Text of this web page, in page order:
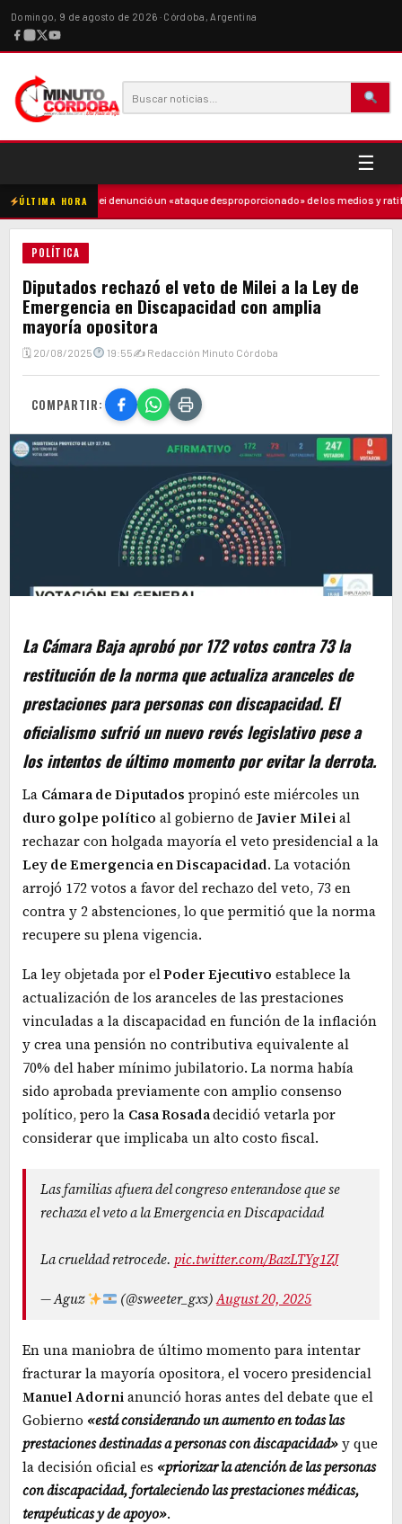
Domingo, 9 de agosto de 2026 · Córdoba, Argentina
☰
ÚLTIMA HORA
· Milei denunció un «ataque desproporcionado» de los medios y ratificó
POLÍTICA
Diputados rechazó el veto de Milei a la Ley de
Emergencia en Discapacidad con amplia
mayoría opositora
🗓 20/08/2025 19:55✍ Redacción Minuto Córdoba
COMPARTIR:
La Cámara Baja aprobó por 172 votos contra 73 la
restitución de la norma que actualiza aranceles de
prestaciones para personas con discapacidad. El
oficialismo sufrió un nuevo revés legislativo pese a
los intentos de último momento por evitar la derrota.
La Cámara de Diputados propinó este miércoles un
duro golpe político al gobierno de Javier Mileial
rechazar con holgada mayoría el veto presidencial a la
Ley de Emergencia en Discapacidad. La votación
arrojó 172 votos a favor del rechazo del veto, 73 en
contra y 2 abstenciones, lo que permitió que la norma
recupere su plena vigencia.
La ley objetada por elPoder Ejecutivo establece la
actualización de los aranceles de las prestaciones
vinculadas a la discapacidad en función de la inflación
y crea una pensión no contributiva equivalente al
70% del haber mínimo jubilatorio. La norma había
sido aprobada previamente con amplio consenso
político, pero la Casa Rosadadecidió vetarla por
considerar que implicaba un alto costo fiscal.
Las familias afuera del congreso enterandose que se
rechaza el veto a la Emergencia en Discapacidad
La crueldad retrocede. pic.twitter.com/BazLTYg1ZJ
— Aguz (@sweeter_gxs)August 20, 2025
En una maniobra de último momento para intentar
fracturar la mayoría opositora, el vocero presidencial
Manuel Adornianunció horas antes del debate que el
Gobierno «está considerando un aumento en todas las
prestaciones destinadas a personas con discapacidad»y que
la decisión oficial es «priorizar la atención de las personas
con discapacidad, fortaleciendo las prestaciones médicas,
terapéuticas y de apoyo».